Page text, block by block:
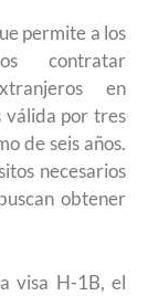
permite a los
contratar
en
válida por tres
de seis años.
necesarios
obtener
visa H-1B, el